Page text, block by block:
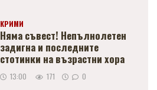
КРИМИ
Няма съвест! Непълнолетен
задигна и последните
стотинки на възрастни хора
13:00 171 0